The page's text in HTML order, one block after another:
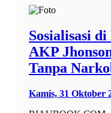
Sosialisasi
AKP
Tanpa
Kamis, 31 Oktober